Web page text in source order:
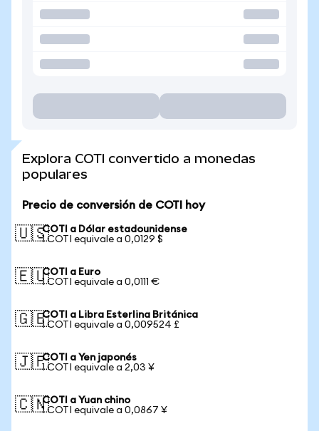
Explora COTI convertido a monedas
populares
Precio de conversión de COTI hoy
🇺🇸COTI a Dólar estadounidense
1 COTI equivale a 0,0129 $
🇪🇺COTI a Euro
1 COTI equivale a 0,0111 €
🇬🇧COTI a Libra Esterlina Británica
1 COTI equivale a 0,009524 £
🇯🇵COTI a Yen japonés
1 COTI equivale a 2,03 ¥
🇨🇳COTI a Yuan chino
1 COTI equivale a 0,0867 ¥